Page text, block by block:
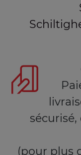
(pour plus